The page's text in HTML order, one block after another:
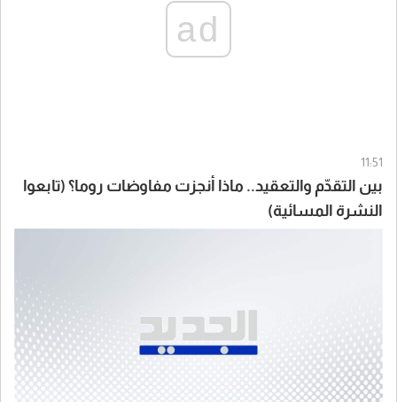
ad
11:51
بين التقدّم والتعقيد.. ماذا أنجزت مفاوضات روما؟ (تابعوا
النشرة المسائية)